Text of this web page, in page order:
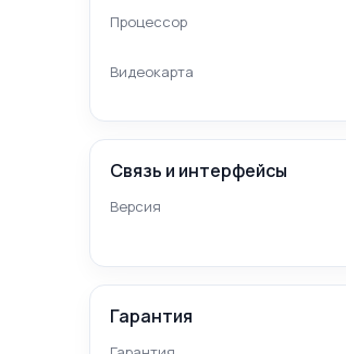
Процессор
Видеокарта
Связь и интерфейсы
Версия
Гарантия